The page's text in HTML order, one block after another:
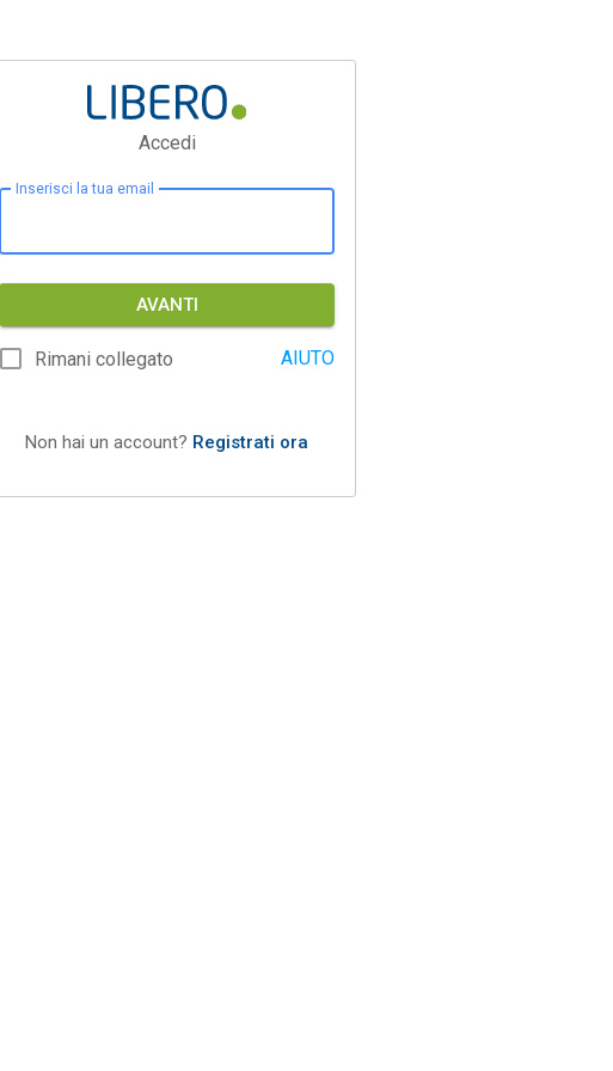
Accedi
Inserisci la tua email
AVANTI
Rimani collegato AIUTO
Non hai un account? Registrati ora